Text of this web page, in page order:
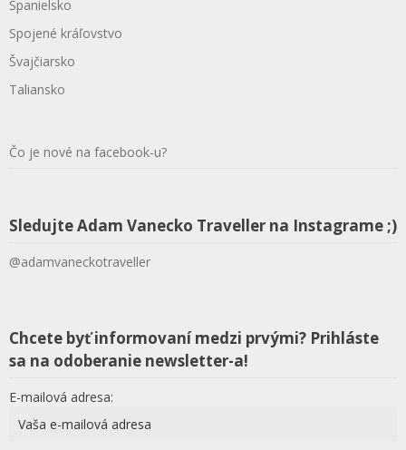
Španielsko
Spojené kráľovstvo
Švajčiarsko
Taliansko
Čo je nové na facebook-u?
Sledujte Adam Vanecko Traveller na Instagrame ;)
@adamvaneckotraveller
Chcete byť informovaní medzi prvými? Prihláste
sa na odoberanie newsletter-a!
E-mailová adresa: